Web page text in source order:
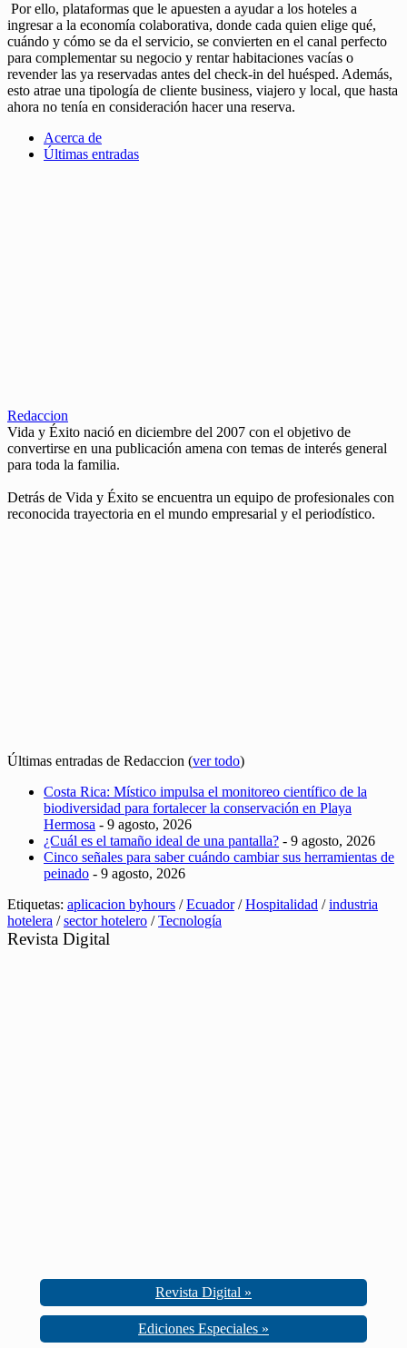
Por ello, plataformas que le apuesten a ayudar a los hoteles a
ingresar a la economía colaborativa, donde cada quien elige qué,
cuándo y cómo se da el servicio, se convierten en el canal perfecto
para complementar su negocio y rentar habitaciones vacías o
revender las ya reservadas antes del check-in del huésped. Además,
esto atrae una tipología de cliente business, viajero y local, que hasta
ahora no tenía en consideración hacer una reserva.
Acerca de
Últimas entradas
Redaccion
Vida y Éxito nació en diciembre del 2007 con el objetivo de
convertirse en una publicación amena con temas de interés general
para toda la familia.
Detrás de Vida y Éxito se encuentra un equipo de profesionales con
reconocida trayectoria en el mundo empresarial y el periodístico.
Últimas entradas de Redaccion (ver todo)
Costa Rica: Místico impulsa el monitoreo científico de la
biodiversidad para fortalecer la conservación en Playa
Hermosa - 9 agosto, 2026
¿Cuál es el tamaño ideal de una pantalla? - 9 agosto, 2026
Cinco señales para saber cuándo cambiar sus herramientas de
peinado - 9 agosto, 2026
Etiquetas: aplicacion byhours /Ecuador/Hospitalidad /industria
hotelera /sector hotelero /Tecnología
Revista Digital
Revista Digital »
Ediciones Especiales »